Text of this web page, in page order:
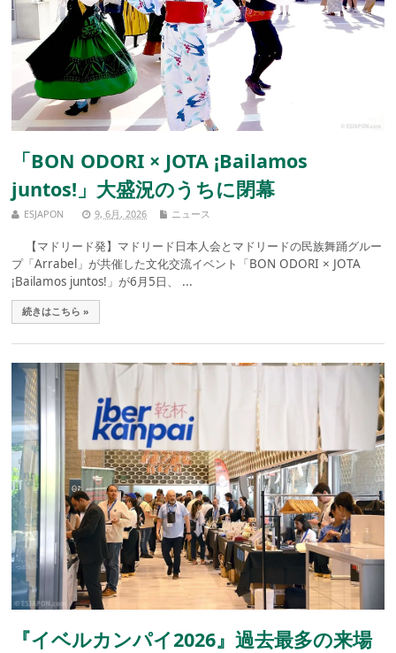
「BON ODORI × JOTA ¡Bailamos
juntos!」大盛況のうちに閉幕
ESJAPON 9, 6月, 2026 ニュース
【マドリード発】マドリード日本人会とマドリードの民族舞踊グルー
プ「Arrabel」が共催した文化交流イベント「BON ODORI × JOTA
¡Bailamos juntos!」が6月5日、 ...
続きはこちら »
『イベルカンパイ2026』過去最多の来場